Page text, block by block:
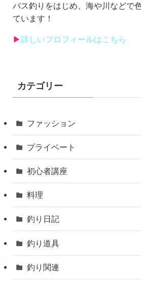
バス釣りをはじめ、海や川などで
ています！
▶︎詳しいプロフィールはこちら
カテゴリー
ファッション
プライベート
初心者講座
料理
釣り日記
釣り道具
釣り関連